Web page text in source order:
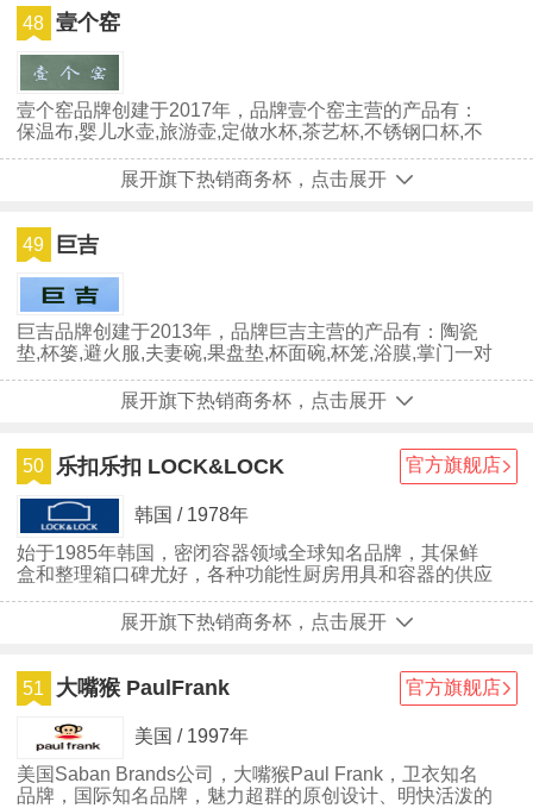
48 壹个窑
壹个窑品牌创建于2017年，品牌壹个窑主营的产品有：
保温布,婴儿水壶,旅游壶,定做水杯,茶艺杯,不锈钢口杯,不
展开旗下热销商务杯，点击展开
49 巨吉
巨吉品牌创建于2013年，品牌巨吉主营的产品有：陶瓷
垫,杯篓,避火服,夫妻碗,果盘垫,杯面碗,杯笼,浴膜,掌门一对
展开旗下热销商务杯，点击展开
50 乐扣乐扣 LOCK&LOCK 官方旗舰店
韩国 / 1978年
始于1985年韩国，密闭容器领域全球知名品牌，其保鲜
盒和整理箱口碑尤好，各种功能性厨房用具和容器的供应
展开旗下热销商务杯，点击展开
51 大嘴猴 PaulFrank 官方旗舰店
美国 / 1997年
美国Saban Brands公司，大嘴猴Paul Frank，卫衣知名
品牌，国际知名品牌，魅力超群的原创设计、明快活泼的